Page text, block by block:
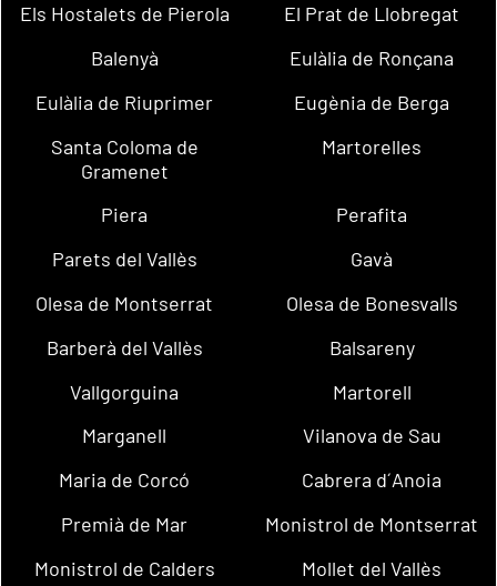
Els Hostalets de Pierola
El Prat de Llobregat
Balenyà
Eulàlia de Ronçana
Eulàlia de Riuprimer
Eugènia de Berga
Santa Coloma de
Gramenet
Martorelles
Piera
Perafita
Parets del Vallès
Gavà
Olesa de Montserrat
Olesa de Bonesvalls
Barberà del Vallès
Balsareny
Vallgorguina
Martorell
Marganell
Vilanova de Sau
Maria de Corcó
Cabrera d´Anoia
Premià de Mar
Monistrol de Montserrat
Monistrol de Calders
Mollet del Vallès